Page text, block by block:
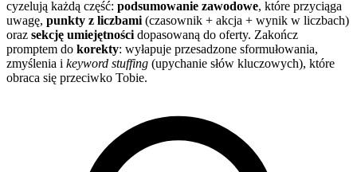
cyzelują każdą część: podsumowanie zawodowe, które przyciąga
uwagę, punkty z liczbami (czasownik + akcja + wynik w liczbach)
oraz sekcję umiejętności dopasowaną do oferty. Zakończ
promptem do korekty: wyłapuje przesadzone sformułowania,
zmyślenia i keyword stuffing (upychanie słów kluczowych), które
obraca się przeciwko Tobie.